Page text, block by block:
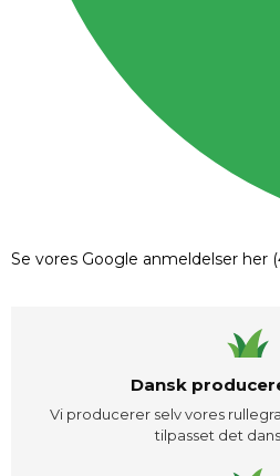
Se vores Google anmeldelser her
Dansk
Vi producerer selv vores
tilpasset det